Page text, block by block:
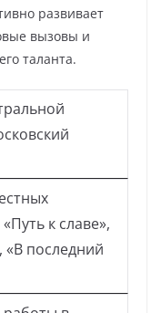
развивает
вызовы и
таланта.
к славе»,
«В последний